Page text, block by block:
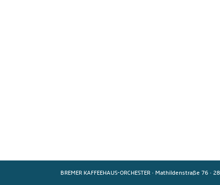
BREMER KAFFEEHAUS-ORCHESTER · Mathildenstraße 76 ·